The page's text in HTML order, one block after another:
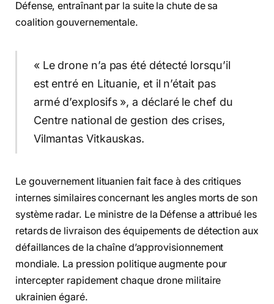
Défense, entraînant par la suite la chute de sa
coalition gouvernementale.
« Le drone n’a pas été détecté lorsqu’il
est entré en Lituanie, et il n’était pas
armé d’explosifs », a déclaré le chef du
Centre national de gestion des crises,
Vilmantas Vitkauskas.
Le gouvernement lituanien fait face à des critiques
internes similaires concernant les angles morts de son
système radar. Le ministre de la Défense a attribué les
retards de livraison des équipements de détection aux
défaillances de la chaîne d’approvisionnement
mondiale. La pression politique augmente pour
intercepter rapidement chaque drone militaire
ukrainien égaré.